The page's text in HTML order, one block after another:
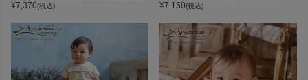
¥7,370(税込) ¥7,150(税込)